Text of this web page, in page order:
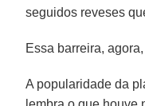
seguidos reveses
Essa barreira,
A popularidade da